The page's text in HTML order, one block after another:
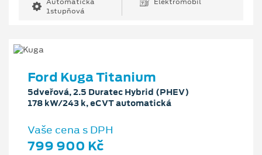
1stupňová
Ford Kuga Titanium
5dveřová, 2.5 Duratec Hybrid (PHEV)
178 kW/243 k, eCVT automatická
Vaše cena s DPH
799 900 Kč